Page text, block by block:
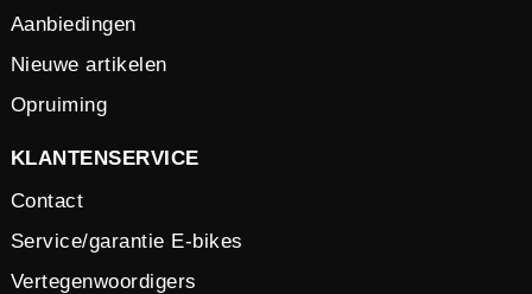
Aanbiedingen
Nieuwe artikelen
Opruiming
KLANTENSERVICE
Contact
Service/garantie E-bikes
Vertegenwoordigers